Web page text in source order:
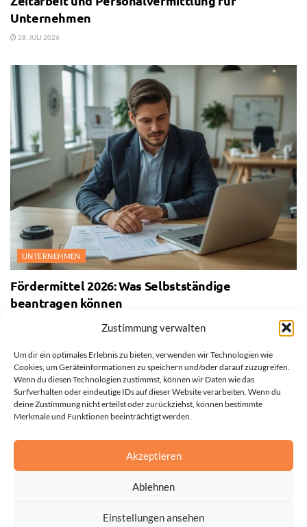
Zustimmung verwalten
Um dir ein optimales Erlebnis zu bieten, verwenden wir Technologien wie
Cookies, um Geräteinformationen zu speichern und/oder darauf zuzugreifen.
Wenn du diesen Technologien zustimmst, können wir Daten wie das
Surfverhalten oder eindeutige IDs auf dieser Website verarbeiten. Wenn du
deine Zustimmung nicht erteilst oder zurückziehst, können bestimmte
Merkmale und Funktionen beeinträchtigt werden.
Akzeptieren
Ablehnen
Einstellungen ansehen
Unternehmen
28. JULI 2026
UNTERNEHMEN
Fördermittel 2026: Was Selbstständige
beantragen können
Datenschutzerklärung Cookie-Richtlinie (EU)